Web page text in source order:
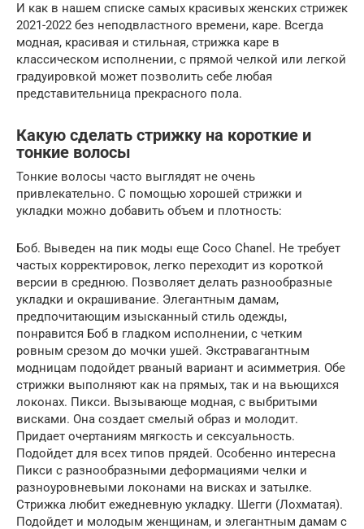
И как в нашем списке самых красивых женских стрижек
2021-2022 без неподвластного времени, каре. Всегда
модная, красивая и стильная, стрижка каре в
классическом исполнении, с прямой челкой или легкой
градуировкой может позволить себе любая
представительница прекрасного пола.
Какую сделать стрижку на короткие и
тонкие волосы
Тонкие волосы часто выглядят не очень
привлекательно. С помощью хорошей стрижки и
укладки можно добавить объем и плотность:
Боб. Выведен на пик моды еще Coco Chanel. Не требует
частых корректировок, легко переходит из короткой
версии в среднюю. Позволяет делать разнообразные
укладки и окрашивание. Элегантным дамам,
предпочитающим изысканный стиль одежды,
понравится Боб в гладком исполнении, с четким
ровным срезом до мочки ушей. Экстравагантным
модницам подойдет рваный вариант и асимметрия. Обе
стрижки выполняют как на прямых, так и на вьющихся
локонах. Пикси. Вызывающе модная, с выбритыми
висками. Она создает смелый образ и молодит.
Придает очертаниям мягкость и сексуальность.
Подойдет для всех типов прядей. Особенно интересна
Пикси с разнообразными деформациями челки и
разноуровневыми локонами на висках и затылке.
Стрижка любит ежедневную укладку. Шегги (Лохматая).
Подойдет и молодым женщинам, и элегантным дамам с